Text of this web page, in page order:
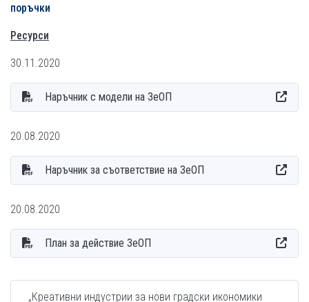
поръчки
Ресурси
30.11.2020
Наръчник с модели на ЗеОП
20.08.2020
Наръчник за съответствие на ЗеОП
20.08.2020
План за действие ЗеОП
„Креативни индустрии за нови градски икономики